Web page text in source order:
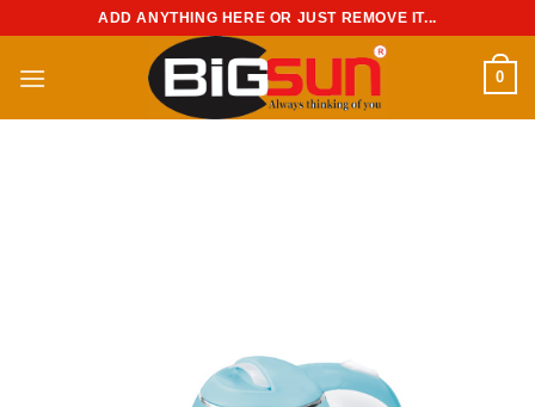
nội
ADD ANYTHING HERE OR JUST REMOVE IT...
0